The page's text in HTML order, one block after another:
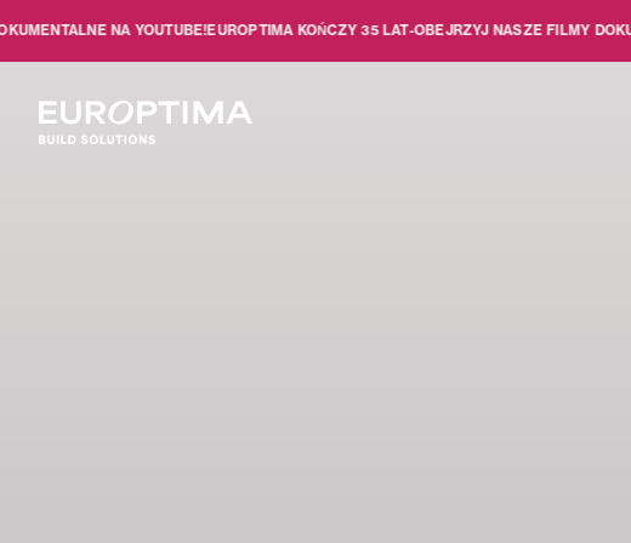
NA YOUTUBE!EUROPTIMA KOŃCZY 35 LAT-OBEJRZYJ NASZE FILMY